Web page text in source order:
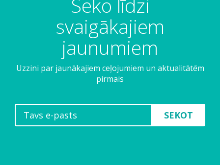
svaigākajiem
jaunumiem
Uzzini par jaunākajiem ceļojumiem un aktualitātēm
pirmais
SEKOT